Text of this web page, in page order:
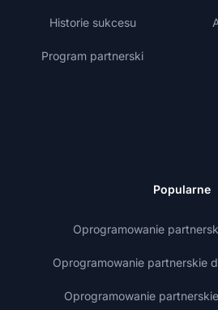
Historie sukcesu
Program partnerski
Popularne
Oprogramowanie
Oprogramowanie partnerskie
Oprogramowanie